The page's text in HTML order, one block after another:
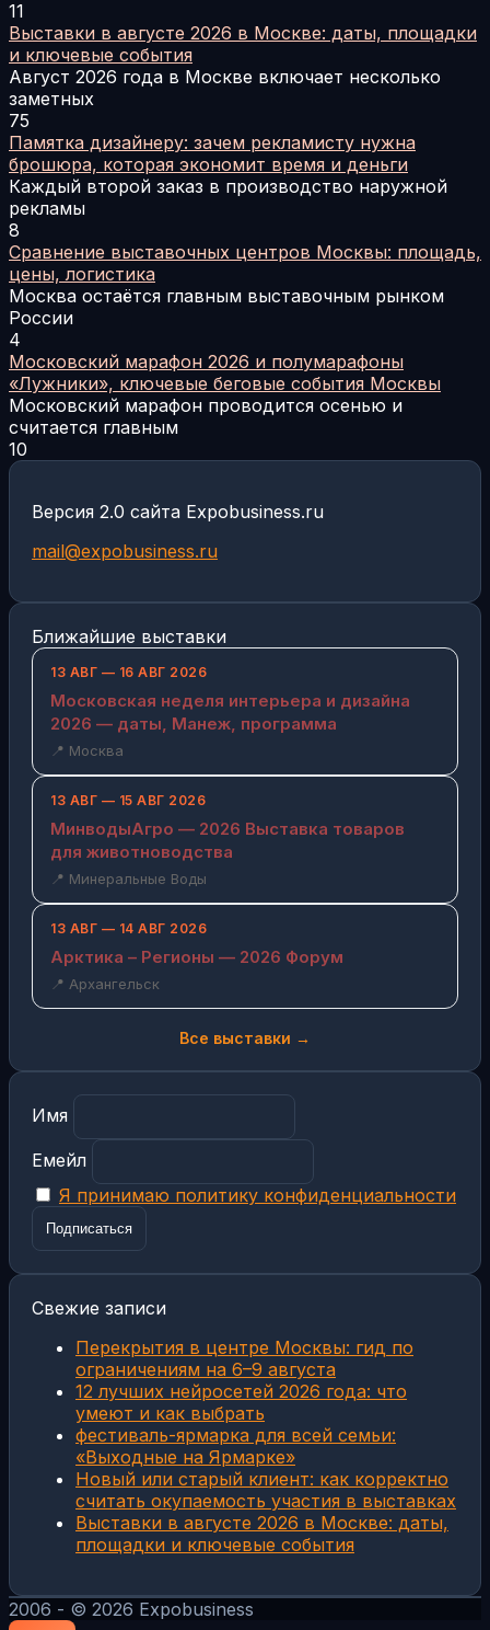
11
Выставки в августе 2026 в Москве: даты, площадки
и ключевые события
Август 2026 года в Москве включает несколько
заметных
75
Памятка дизайнеру: зачем рекламисту нужна
брошюра, которая экономит время и деньги
Каждый второй заказ в производство наружной
рекламы
8
Сравнение выставочных центров Москвы: площадь,
цены, логистика
Москва остаётся главным выставочным рынком
России
4
Московский марафон 2026 и полумарафоны
«Лужники», ключевые беговые события Москвы
Московский марафон проводится осенью и
считается главным
10
Версия 2.0 сайта Expobusiness.ru
mail@expobusiness.ru
Ближайшие выставки
13 АВГ — 16 АВГ 2026
Московская неделя интерьера и дизайна
2026 — даты, Манеж, программа
📍 Москва
13 АВГ — 15 АВГ 2026
МинводыАгро — 2026 Выставка товаров
для животноводства
📍 Минеральные Воды
13 АВГ — 14 АВГ 2026
Арктика – Регионы — 2026 Форум
📍 Архангельск
Все выставки →
Имя
Емейл
Я принимаю политику конфиденциальности
Свежие записи
Перекрытия в центре Москвы: гид по
ограничениям на 6–9 августа
12 лучших нейросетей 2026 года: что
умеют и как выбрать
фестиваль-ярмарка для всей семьи:
«Выходные на Ярмарке»
Новый или старый клиент: как корректно
считать окупаемость участия в выставках
Выставки в августе 2026 в Москве: даты,
площадки и ключевые события
2006 - © 2026 Expobusiness